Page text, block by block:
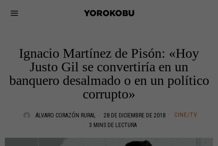
Ignacio Martínez de Pisón: «Hoy
Justo Gil se convertiría en un
banquero desalmado o en un político
corrupto»
ÁLVARO CORAZÓN RURAL 28 DE DICIEMBRE DE 2018
CINE/TV
3 MINS DE LECTURA